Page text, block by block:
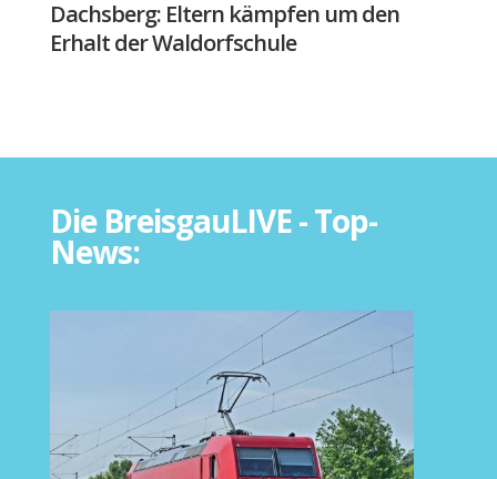
Dachsberg: Eltern kämpfen um den
Erhalt der Waldorfschule
Die BreisgauLIVE - Top-
News: